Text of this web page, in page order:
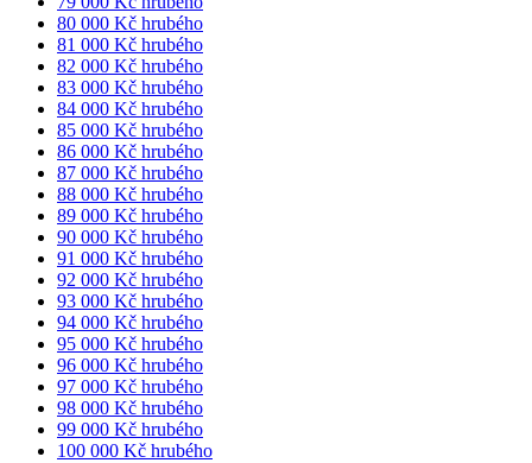
80 000 Kč hrubého
81 000 Kč hrubého
82 000 Kč hrubého
83 000 Kč hrubého
84 000 Kč hrubého
85 000 Kč hrubého
86 000 Kč hrubého
87 000 Kč hrubého
88 000 Kč hrubého
89 000 Kč hrubého
90 000 Kč hrubého
91 000 Kč hrubého
92 000 Kč hrubého
93 000 Kč hrubého
94 000 Kč hrubého
95 000 Kč hrubého
96 000 Kč hrubého
97 000 Kč hrubého
98 000 Kč hrubého
99 000 Kč hrubého
100 000 Kč hrubého